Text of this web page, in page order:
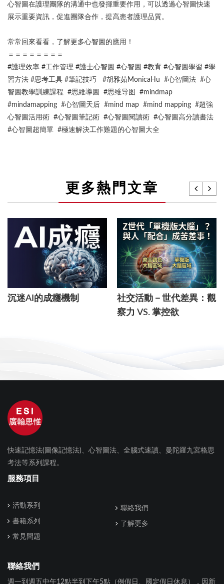
心智圖在護理團隊的溝通中也發揮重要作用，可以透過心智圖快速
展示重要資訊，促進團隊合作，提高患者護理品質。
常常回來看看，了解更多心智圖的應用！
＝＝＝＝＝＝＝＝
#護理效率 #工作管理 #護士心智圖 #心智圖 #教育 #心智圖學習 #學
習方法 #思考工具 #筆記技巧 #胡雅茹MonicaHu #心智圖法 #心
智圖教學訓練課程 #思維導圖 #思维导图 #mindmap
#mindamapping #心智圖天后 #mind map #mind mapping #超強
心智圖活用術 #心智圖筆記術 #心智圖閱讀術 #心智圖高分讀書法
#心智圖超簡單 #極速解決工作難題的心智圖大全
更多熱門文章
沉迷AI的成癮機制
社交活動－世代差異：觀
察力 VS. 掌控欲
快速記憶法(圖像記憶法)、心智圖法、全腦式速讀、曼陀羅九宮格思
考法等系列課程。
服務項目
活動系列
書籍系列
常見問題
聯絡我們
了解更多
聯絡我們
週一到週五中午12點半到下午5點（例假日、國定假日休息），因新